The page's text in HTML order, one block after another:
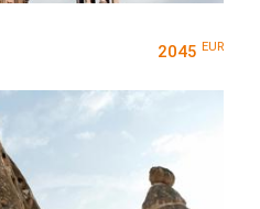
2045 EUR